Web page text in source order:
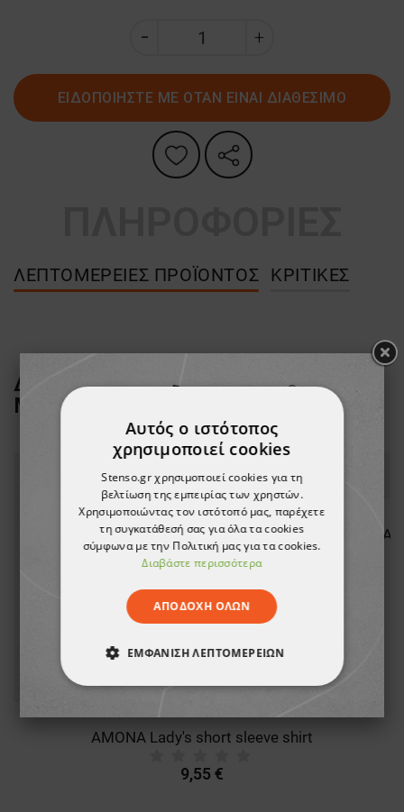
ΕΙΔΟΠΟΙΗΣΤΕ ΜΕ ΟΤΑΝ ΕΙΝΑΙ ΔΙΑΘΕΣΙΜΟ
ΛΕΠΤΟΜΈΡΕΙΕΣ ΠΡΟΪΌΝΤΟΣ ΚΡΙΤΙΚΈΣ
ΔΕΙΤΕ ΠΕΡΙΣΣΟΤΕΡΑ ΑΠΟ ΤΗ
ΜΑΡΚΑ
AMONA Lady's short sleeve shirt
9,55 €
Αυτός ο ιστότοπος
χρησιμοποιεί cookies
Stenso.gr χρησιμοποιεί cookies για τη
βελτίωση της εμπειρίας των χρηστών.
Χρησιμοποιώντας τον ιστότοπό μας, παρέχετε
τη συγκατάθεσή σας για όλα τα cookies
σύμφωνα με την Πολιτική μας για τα cookies.
Διαβάστε περισσότερα
ΑΠΟΔΟΧΉ ΌΛΩΝ
ΕΜΦΆΝΙΣΗ ΛΕΠΤΟΜΕΡΕΙΏΝ
ΑΠΟΛΎΤΩΣ ΑΠΑΡΑΊΤΗΤΑ
ΑΠΌΔΟΣΗΣ ΣΤΌΧΕΥΣΗΣ
ΛΕΙΤΟΥΡΓΙΚΌΤΗΤΑΣ